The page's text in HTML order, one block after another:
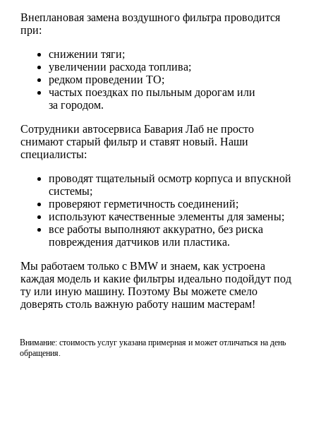
Внеплановая замена воздушного фильтра проводится
при:
снижении тяги;
увеличении расхода топлива;
редком проведении ТО;
частых поездках по пыльным дорогам или
за городом.
Сотрудники автосервиса Бавария Лаб не просто
снимают старый фильтр и ставят новый. Наши
специалисты:
проводят тщательный осмотр корпуса и впускной
системы;
проверяют герметичность соединений;
используют качественные элементы для замены;
все работы выполняют аккуратно, без риска
повреждения датчиков или пластика.
Мы работаем только с BMW и знаем, как устроена
каждая модель и какие фильтры идеально подойдут под
ту или иную машину. Поэтому Вы можете смело
доверять столь важную работу нашим мастерам!
Внимание: стоимость услуг указана примерная и может отличаться на день
обращения.